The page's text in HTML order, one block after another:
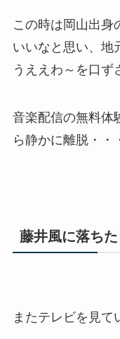
この時は岡山出身
いいなと思い、地
うええわ～を口ず
音楽配信の無料体
ら静かに離脱・・
藤井風に落ち
またテレビを見て